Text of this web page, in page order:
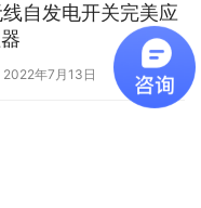
自发电开关完美应
2022年7月13日